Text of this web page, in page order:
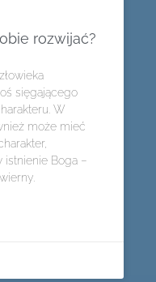
rozwijać?
sięgającego
W
może mieć
istnienie Boga –